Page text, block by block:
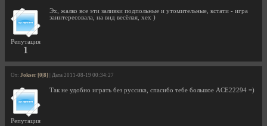
Репутация
1
Эх, жалко все эти заливки подпольные и утомительные, кстати - игра
заинтересовала, на вид весёлая, хех )
От: Jokser [0|8] | Дата 2011-08-19 00:34:27
Репутация
Так не удобно играть без руссика, спасибо тебе большое ACE22294 =)